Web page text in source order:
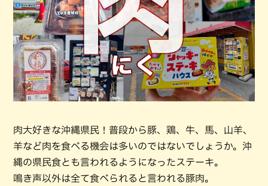
肉大好きな沖縄県民！普段から豚、鶏、牛、馬、山羊、
羊など肉を食べる機会は多いのではないでしょうか。沖
縄の県民食とも言われるようになったステーキ。
鳴き声以外は全て食べられると言われる豚肉。